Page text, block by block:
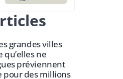
grandes villes
qu’elles ne
préviennent
pour des millions